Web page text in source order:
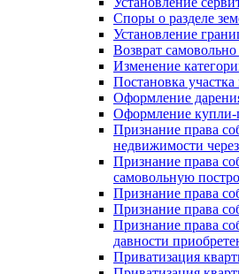
Споры о разделе
Установление
Возврат самовольно
Изменение
Постановка
Оформление
Оформление купли-
Признание права
недвижимости
Признание права
самовольную
Признание права
Признание права
Признание права
давности
Приватизация